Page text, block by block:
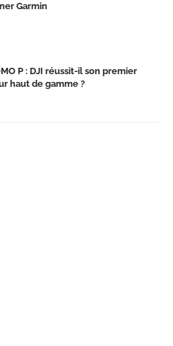
Garmin
P : DJI réussit-il son premier
haut de gamme ?